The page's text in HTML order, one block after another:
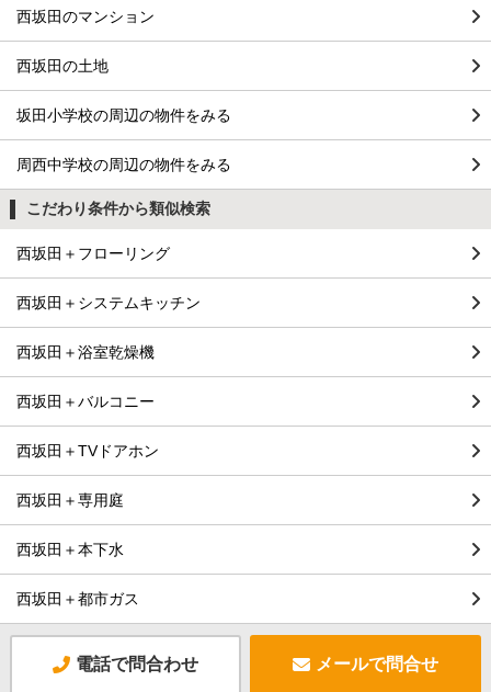
西坂田のマンション
西坂田の土地
坂田小学校の周辺の物件をみる
周西中学校の周辺の物件をみる
こだわり条件から類似検索
西坂田＋フローリング
西坂田＋システムキッチン
西坂田＋浴室乾燥機
西坂田＋バルコニー
西坂田＋TVドアホン
西坂田＋専用庭
西坂田＋本下水
西坂田＋都市ガス
電話で問合わせ メールで問合せ